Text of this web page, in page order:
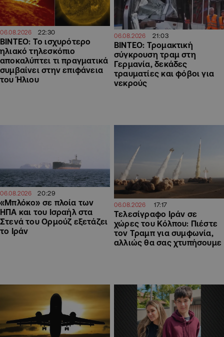
06.08.2026 22:30
ΒΙΝΤΕΟ: Το ισχυρότερο
ηλιακό τηλεσκόπιο
αποκαλύπτει τι πραγματικά
συμβαίνει στην επιφάνεια
του Ήλιου
06.08.2026 21:03
ΒΙΝΤΕΟ: Τρομακτική
σύγκρουση τραμ στη
Γερμανία, δεκάδες
τραυματίες και φόβοι για
νεκρούς
06.08.2026 20:29
«Μπλόκο» σε πλοία των
ΗΠΑ και του Ισραήλ στα
Στενά του Ορμούζ εξετάζει
το Ιράν
06.08.2026 17:17
Τελεσίγραφο Ιράν σε
χώρες του Κόλπου: Πιέστε
τον Τραμπ για συμφωνία,
αλλιώς θα σας χτυπήσουμε